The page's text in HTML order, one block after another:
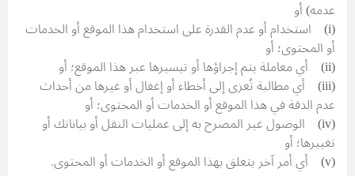
عدمه) أو
(i) استخدام أو عدم القدرة على استخدام هذا الموقع أو الخدمات
أو المحتوى؛ أو
(ii) أي معاملة يتم إجراؤها أو تيسيرها عبر هذا الموقع؛ أو
(iii) أي مطالبة تُعزى إلى أخطاء أو إغفال أو غيرها من أحداث
عدم الدقة في هذا الموقع أو الخدمات أو المحتوى؛ أو
(iv) الوصول غير المصرح به إلى عمليات النقل أو بياناتك أو
تغييرها؛ أو
(v) أي أمر آخر يتعلق بهذا الموقع أو الخدمات أو المحتوى.